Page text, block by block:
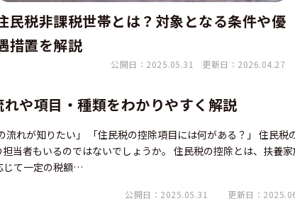
民税非課税世帯とは？対象となる条件や優
措置を解説
公開日：2025.05.31 更新日：2026.04.27
や項目・種類をわかりやすく解説
流れが知りたい」 「住民税の控除項目には何がある？」 住民税
当者もいるのではないでしょうか。 住民税の控除とは、扶養家
じて一定の税額…
公開日：2025.05.31 更新日：